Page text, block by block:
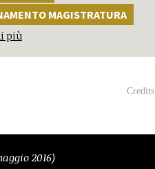
MAGISTRATURA
più
Credits
2016)